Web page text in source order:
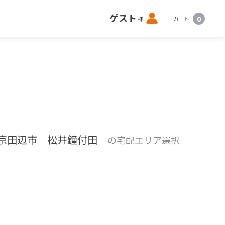
ゲスト 様 ロ
グ
カート 0
田辺市 松井鐘付田 の宅配エリア選択